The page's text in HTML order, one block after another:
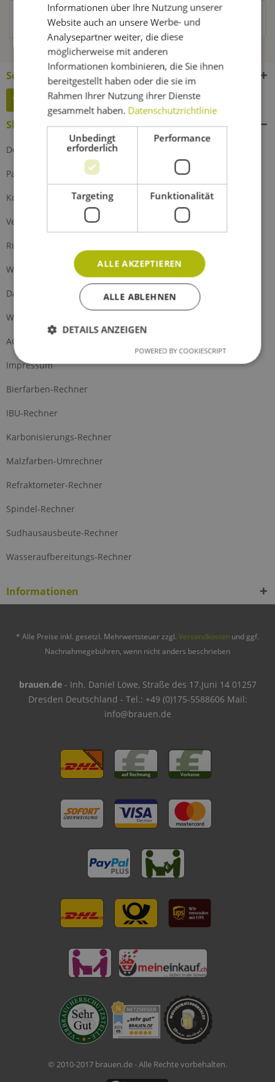
Kunden haben sich ebenfalls angesehen
Service Hotline
Widerruf erklären
Shop Service
Defektes Produkt
Partnerprogramm
Kontakt
Versand und Zahlung
Rückgabe
Widerrufsrecht
Datenschutz
Widerrufsformular
AGB
Impressum
Bierfarben-Rechner
IBU-Rechner
Karbonisierungs-Rechner
Malzfarben-Umrechner
Refraktometer-Rechner
Spindel-Rechner
Sudhausausbeute-Rechner
Wasseraufbereitungs-Rechner
Informationen
* Alle Preise inkl. gesetzl. Mehrwertsteuer zzgl. Versandkosten und ggf.
Nachnahmegebühren, wenn nicht anders beschrieben
brauen.de- Inh. Daniel Löwe, Straße des 17.Juni 14 01257
Dresden Deutschland - Tel.: +49 (0)175-5588606 Mail:
info@brauen.de
© 2010-2017 brauen.de - Alle Rechte vorbehalten.
Informationen über Ihre Nutzung unserer
Website auch an unsere Werbe- und
Analysepartner weiter, die diese
möglicherweise mit anderen
Informationen kombinieren, die Sie ihnen
bereitgestellt haben oder die sie im
Rahmen Ihrer Nutzung ihrer Dienste
gesammelt haben. Datenschutzrichtlinie
Unbedingt
erforderlich
Performance
Targeting Funktionalität
ALLE AKZEPTIEREN
ALLE ABLEHNEN
DETAILS ANZEIGEN
POWERED BY COOKIESCRIPT